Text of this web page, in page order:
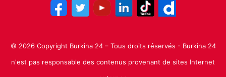
© 2026 Copyright Burkina 24 – Tous droits réservés - Burkina 24
n'est pas responsable des contenus provenant de sites Internet